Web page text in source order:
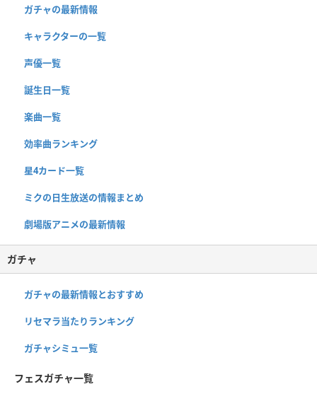
ガチャの最新情報
キャラクターの一覧
声優一覧
誕生日一覧
楽曲一覧
効率曲ランキング
星4カード一覧
ミクの日生放送の情報まとめ
劇場版アニメの最新情報
ガチャ
ガチャの最新情報とおすすめ
リセマラ当たりランキング
ガチャシミュ一覧
フェスガチャ一覧